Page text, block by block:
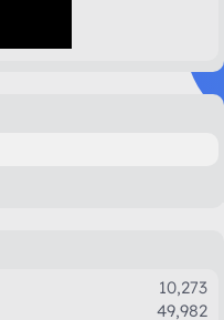
10,273
49,982